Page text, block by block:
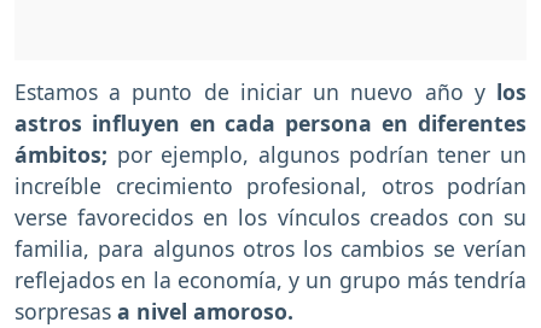
Estamos a punto de iniciar un nuevo año y los
astros influyen en cada persona en diferentes
ámbitos; por ejemplo, algunos podrían tener un
increíble crecimiento profesional, otros podrían
verse favorecidos en los vínculos creados con su
familia, para algunos otros los cambios se verían
reflejados en la economía, y un grupo más tendría
sorpresas a nivel amoroso.